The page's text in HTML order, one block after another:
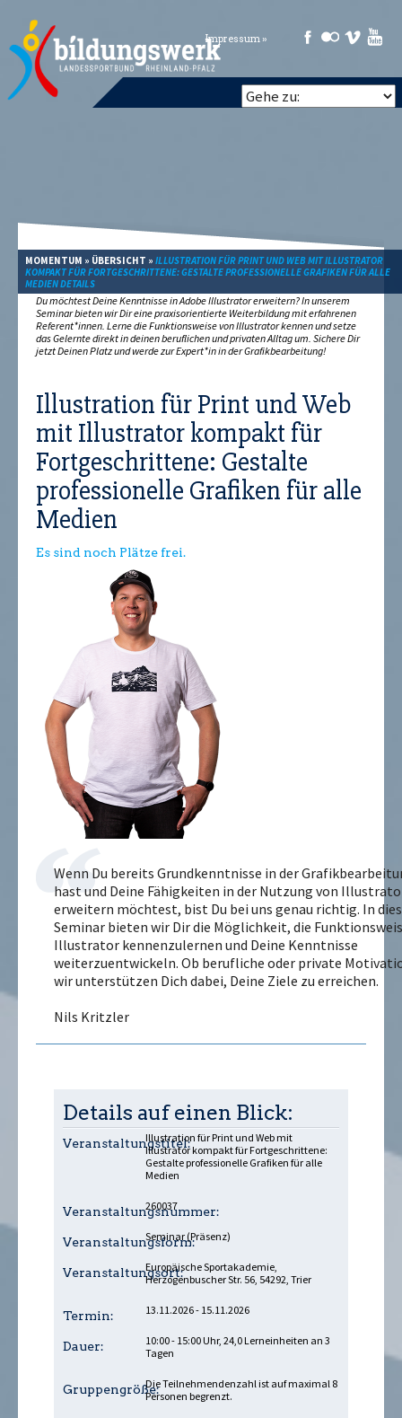
Impressum »
MOMENTUM » ÜBERSICHT » ILLUSTRATION FÜR PRINT UND WEB MIT ILLUSTRATOR
KOMPAKT FÜR FORTGESCHRITTENE: GESTALTE PROFESSIONELLE GRAFIKEN FÜR ALLE
MEDIEN DETAILS
Du möchtest Deine Kenntnisse in Adobe Illustrator erweitern? In unserem
Seminar bieten wir Dir eine praxisorientierte Weiterbildung mit erfahrenen
Referent*innen. Lerne die Funktionsweise von Illustrator kennen und setze
das Gelernte direkt in deinen beruflichen und privaten Alltag um. Sichere Dir
jetzt Deinen Platz und werde zur Expert*in in der Grafikbearbeitung!
Illustration für Print und Web
mit Illustrator kompakt für
Fortgeschrittene: Gestalte
professionelle Grafiken für alle
Medien
Es sind noch Plätze frei.
Wenn Du bereits Grundkenntnisse in der
hast und Deine Fähigkeiten in der Nutzung von
erweitern möchtest, bist Du bei uns genau richtig. In
Seminar bieten wir Dir die Möglichkeit, die
Illustrator kennenzulernen und Deine Kenntnisse
weiterzuentwickeln. Ob berufliche oder private
wir unterstützen Dich dabei, Deine Ziele zu erreichen.
Nils Kritzler
Details auf einen Blick:
Veranstaltungstitel:Illustration für Print und Web mit
Illustrator kompakt für Fortgeschrittene:
Gestalte professionelle Grafiken für alle
Medien
Veranstaltungsnummer:
260037
Veranstaltungsform:
Seminar (Präsenz)
Veranstaltungsort:Europäische Sportakademie,
Herzogenbuscher Str. 56, 54292, Trier
Termin: 13.11.2026 - 15.11.2026
Dauer:
10:00 - 15:00 Uhr, 24,0 Lerneinheiten an 3
Tagen
Gruppengröße:Die Teilnehmendenzahl ist auf maximal 8
Personen begrenzt.